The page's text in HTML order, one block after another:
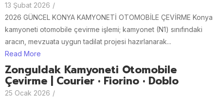
13 Şubat 2026 /
2026 GÜNCEL KONYA KAMYONETİ OTOMOBİLE ÇEVİRME Konya
kamyoneti otomobile çevirme işlemi; kamyonet (N1) sınıfındaki
aracın, mevzuata uygun tadilat projesi hazırlanarak...
Read More
Zonguldak Kamyoneti Otomobile
Çevirme | Courier • Fiorino • Doblo
25 Ocak 2026 /